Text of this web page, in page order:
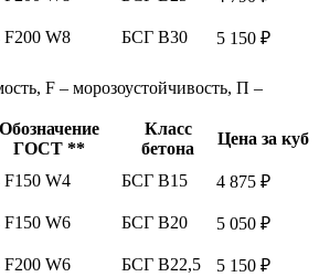
W8 БСГ В30
5 150 ₽
F – морозоустойчивость, П –
Обозначение
ГОСТ **
Класс
бетона
Цена за куб
W4 БСГ В15
4 875 ₽
W6 БСГ В20
5 050 ₽
W6 БСГ В22,5
5 150 ₽